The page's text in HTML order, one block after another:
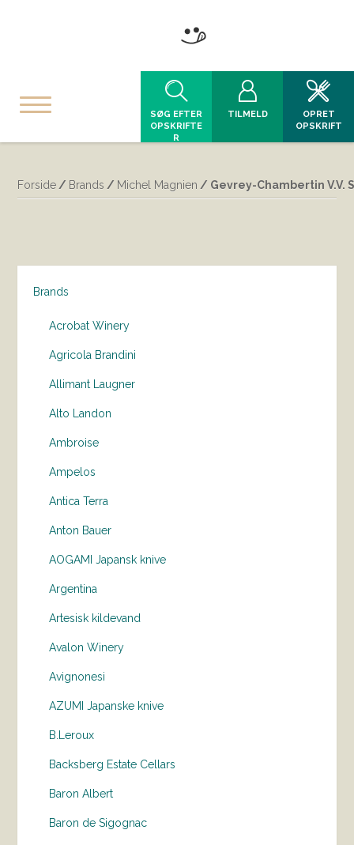
SØG EFTER
OPSKRIFTE
R
TILMELD
OPRET
OPSKRIFT
Forside / Brands / Michel Magnien / Gevrey-Chambertin V.V.
Brands
Acrobat Winery
Agricola Brandini
Allimant Laugner
Alto Landon
Ambroise
Ampelos
Antica Terra
Anton Bauer
AOGAMI Japansk knive
Argentina
Artesisk kildevand
Avalon Winery
Avignonesi
AZUMI Japanske knive
B.Leroux
Backsberg Estate Cellars
Baron Albert
Baron de Sigognac